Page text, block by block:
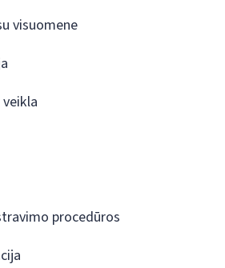
visuomene
procedūros